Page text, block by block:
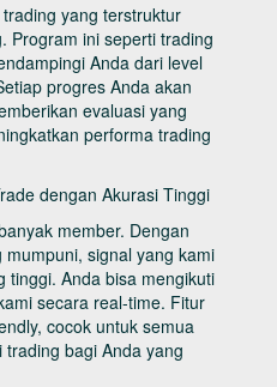
yang terstruktur
Program ini seperti trading
Anda dari level
progres Anda akan
evaluasi yang
performa trading
dengan Akurasi Tinggi
member. Dengan
signal yang kami
tinggi. Anda bisa mengikuti
secara real-time. Fitur
cocok untuk semua
bagi Anda yang